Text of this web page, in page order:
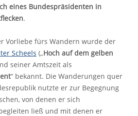
eines Bundespräsidenten in
.
Vorliebe fürs Wandern wurde der
Scheels („Hoch auf dem gelben
seiner Amtszeit als
“ bekannt. Die Wanderungen quer
nutzte er zur Begegnung
von denen er sich
ließ und mit denen er